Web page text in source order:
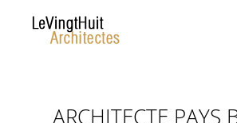
ARCHITECTE PAYS